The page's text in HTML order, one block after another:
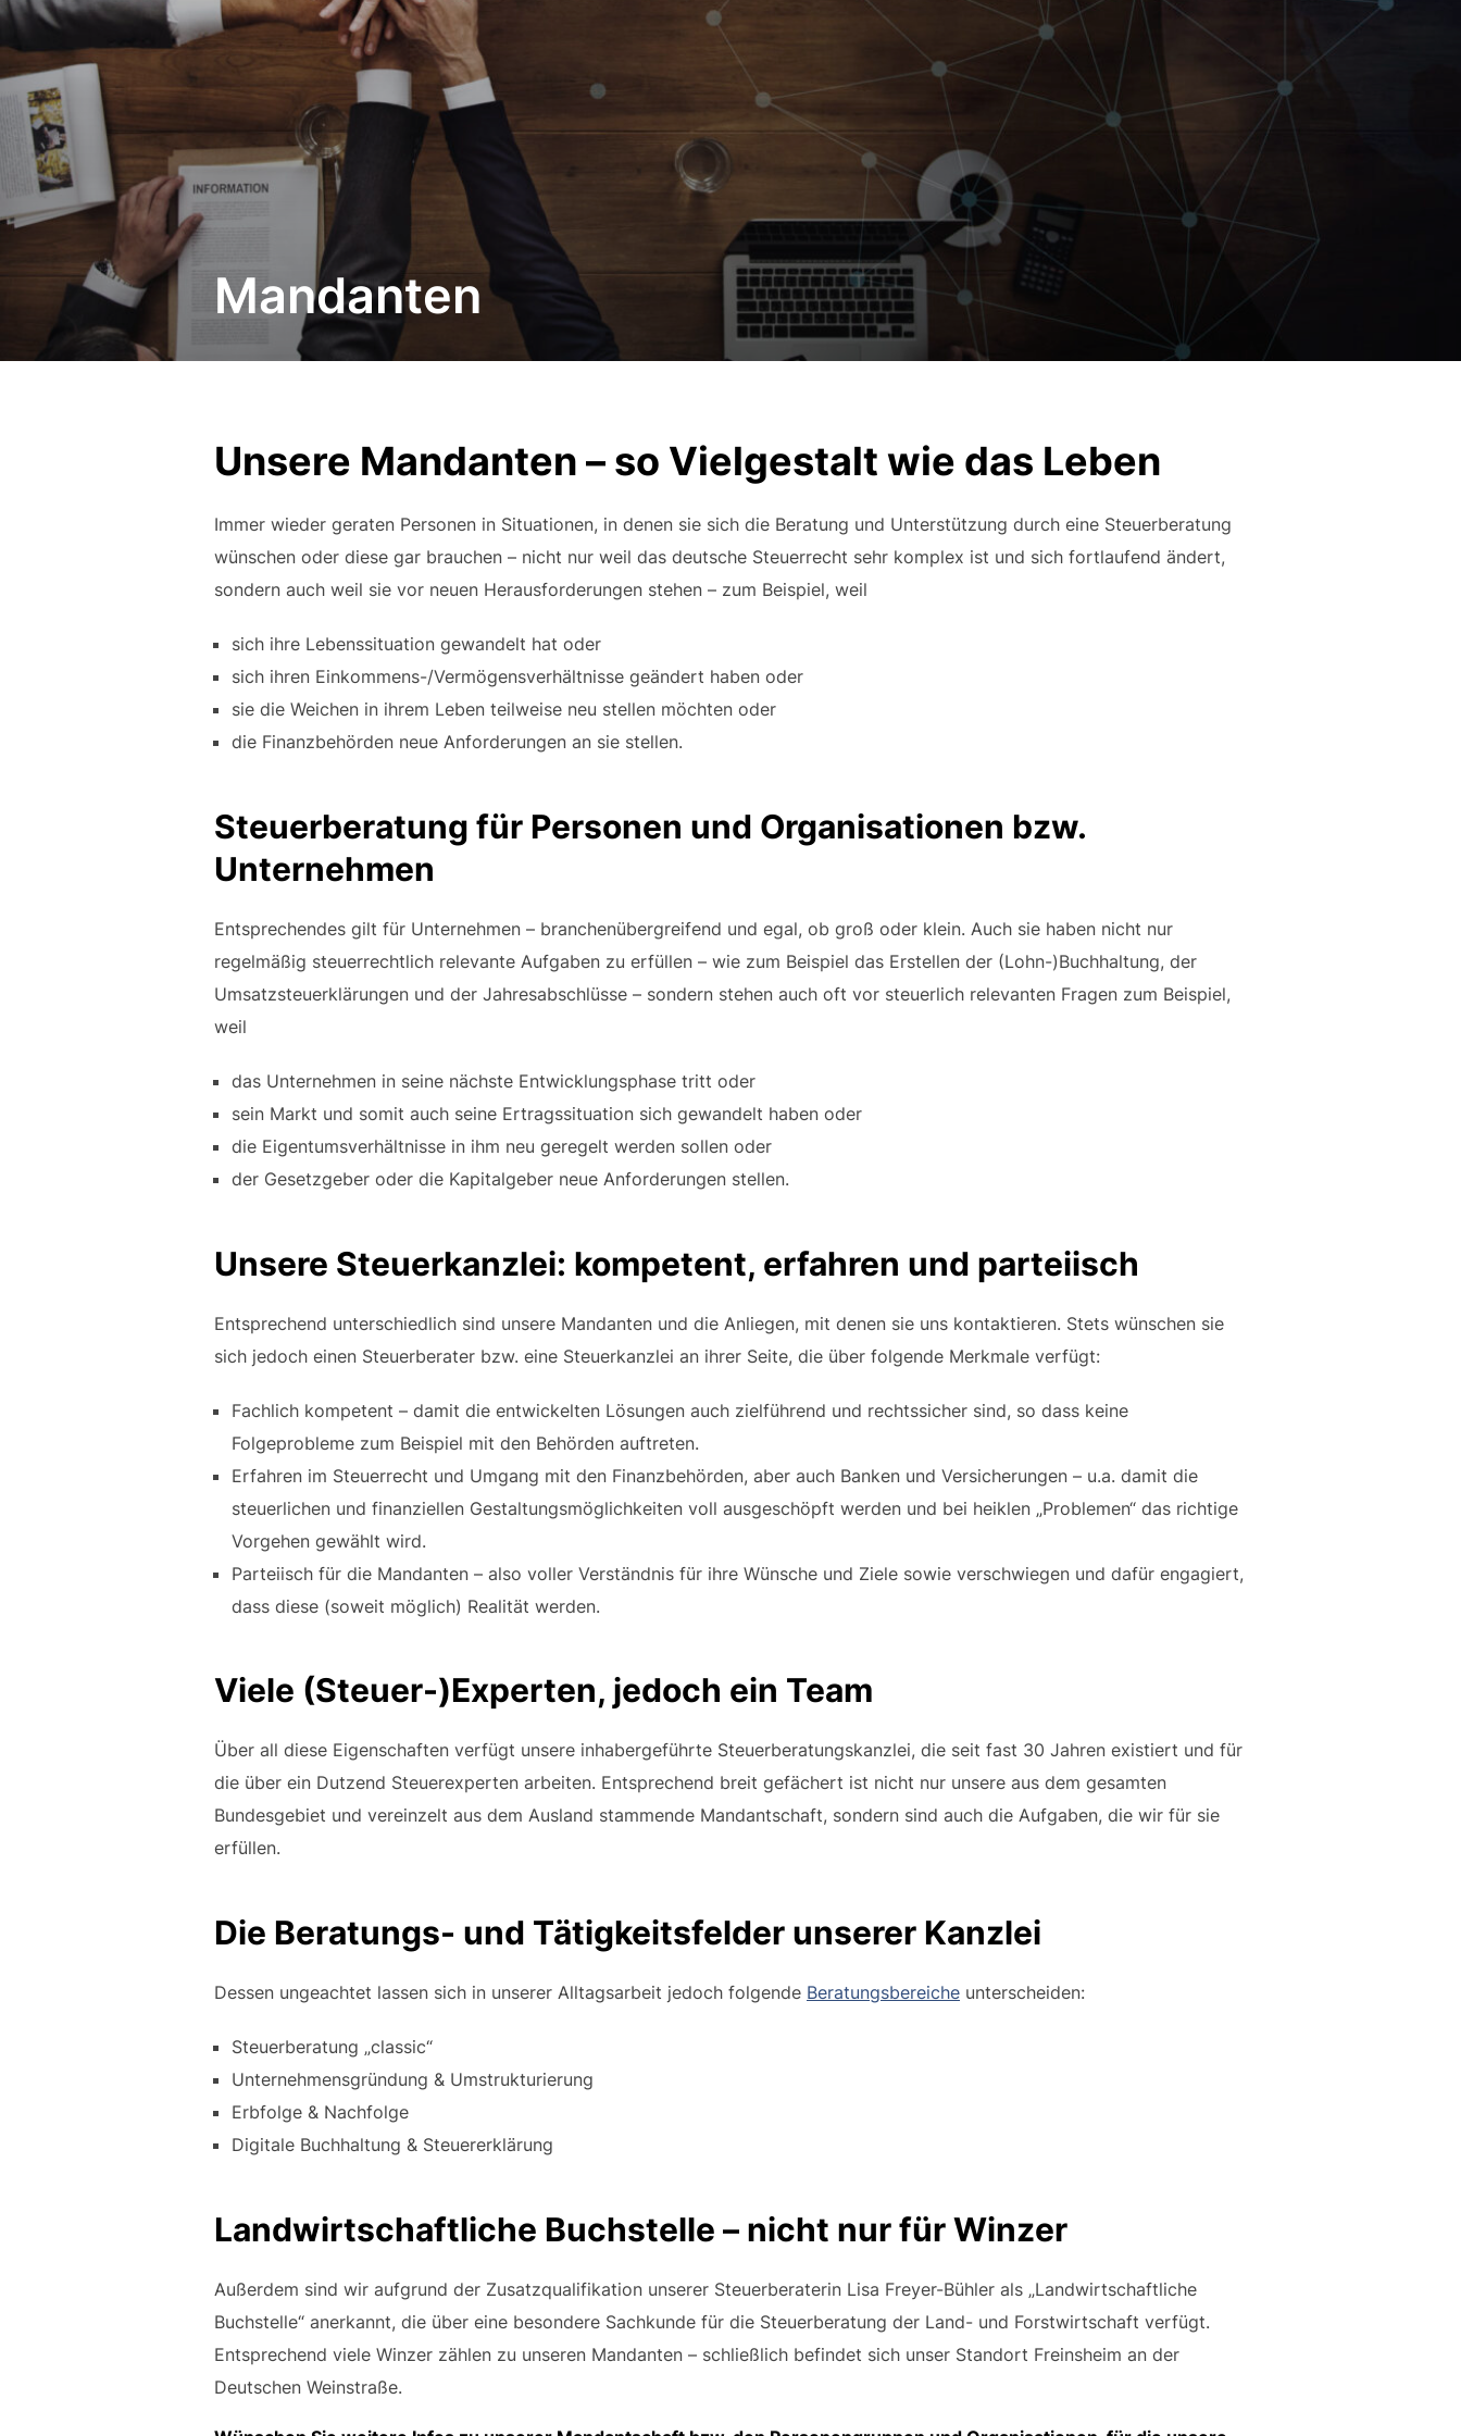
Mandanten
Unsere Mandanten – so Vielgestalt wie das Leben
Immer wieder geraten Personen in Situationen, in denen sie sich die Beratung und Unterstützung durch eine Steuerberatung
wünschen oder diese gar brauchen – nicht nur weil das deutsche Steuerrecht sehr komplex ist und sich fortlaufend ändert,
sondern auch weil sie vor neuen Herausforderungen stehen – zum Beispiel, weil
sich ihre Lebenssituation gewandelt hat oder
sich ihren Einkommens-/Vermögensverhältnisse geändert haben oder
sie die Weichen in ihrem Leben teilweise neu stellen möchten oder
die Finanzbehörden neue Anforderungen an sie stellen.
Steuerberatung für Personen und Organisationen bzw.
Unternehmen
Entsprechendes gilt für Unternehmen – branchenübergreifend und egal, ob groß oder klein. Auch sie haben nicht nur
regelmäßig steuerrechtlich relevante Aufgaben zu erfüllen – wie zum Beispiel das Erstellen der (Lohn-)Buchhaltung, der
Umsatzsteuerklärungen und der Jahresabschlüsse – sondern stehen auch oft vor steuerlich relevanten Fragen zum Beispiel,
weil
das Unternehmen in seine nächste Entwicklungsphase tritt oder
sein Markt und somit auch seine Ertragssituation sich gewandelt haben oder
die Eigentumsverhältnisse in ihm neu geregelt werden sollen oder
der Gesetzgeber oder die Kapitalgeber neue Anforderungen stellen.
Unsere Steuerkanzlei: kompetent, erfahren und parteiisch
Entsprechend unterschiedlich sind unsere Mandanten und die Anliegen, mit denen sie uns kontaktieren. Stets wünschen sie
sich jedoch einen Steuerberater bzw. eine Steuerkanzlei an ihrer Seite, die über folgende Merkmale verfügt:
Fachlich kompetent – damit die entwickelten Lösungen auch zielführend und rechtssicher sind, so dass keine
Folgeprobleme zum Beispiel mit den Behörden auftreten.
Erfahren im Steuerrecht und Umgang mit den Finanzbehörden, aber auch Banken und Versicherungen – u.a. damit die
steuerlichen und finanziellen Gestaltungsmöglichkeiten voll ausgeschöpft werden und bei heiklen „Problemen“ das richtige
Vorgehen gewählt wird.
Parteiisch für die Mandanten – also voller Verständnis für ihre Wünsche und Ziele sowie verschwiegen und dafür engagiert,
dass diese (soweit möglich) Realität werden.
Viele (Steuer-)Experten, jedoch ein Team
Über all diese Eigenschaften verfügt unsere inhabergeführte Steuerberatungskanzlei, die seit fast 30 Jahren existiert und für
die über ein Dutzend Steuerexperten arbeiten. Entsprechend breit gefächert ist nicht nur unsere aus dem gesamten
Bundesgebiet und vereinzelt aus dem Ausland stammende Mandantschaft, sondern sind auch die Aufgaben, die wir für sie
erfüllen.
Die Beratungs- und Tätigkeitsfelder unserer Kanzlei
Dessen ungeachtet lassen sich in unserer Alltagsarbeit jedoch folgende Beratungsbereiche unterscheiden:
Steuerberatung „classic“
Unternehmensgründung & Umstrukturierung
Erbfolge & Nachfolge
Digitale Buchhaltung & Steuererklärung
Landwirtschaftliche Buchstelle – nicht nur für Winzer
Außerdem sind wir aufgrund der Zusatzqualifikation unserer Steuerberaterin Lisa Freyer-Bühler als „Landwirtschaftliche
Buchstelle“ anerkannt, die über eine besondere Sachkunde für die Steuerberatung der Land- und Forstwirtschaft verfügt.
Entsprechend viele Winzer zählen zu unseren Mandanten – schließlich befindet sich unser Standort Freinsheim an der
Deutschen Weinstraße.